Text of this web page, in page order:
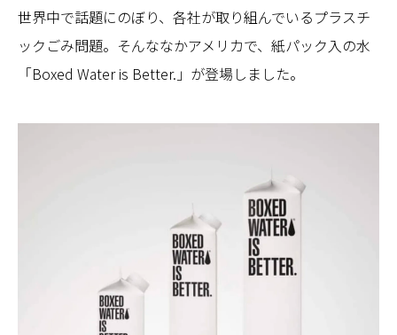
世界中で話題にのぼり、各社が取り組んでいるプラスチ
ックごみ問題。そんななかアメリカで、紙パック入の水
「Boxed Water is Better.」が登場しました。